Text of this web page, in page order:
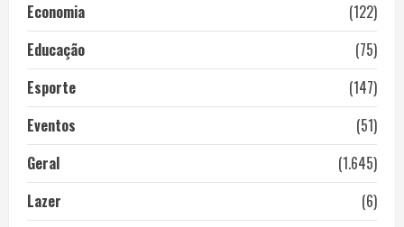
Economia
(122)
Educação
(75)
Esporte
(147)
Eventos
(51)
Geral
(1.645)
Lazer
(6)